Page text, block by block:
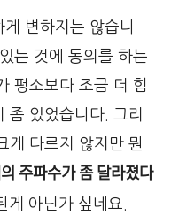
변하지는 않습니
는 것에 동의를 하는
평소보다 조금 더 힘
좀 있었습니다. 그리
게 다르지 않지만 뭔
주파수가 좀 달라졌다
게 아닌가 싶네요.